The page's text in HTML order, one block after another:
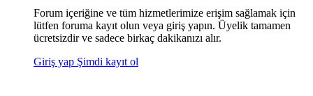
Forum içeriğine ve tüm hizmetlerimize erişim sağlamak için
lütfen foruma kayıt olun veya giriş yapın. Üyelik tamamen
ücretsizdir ve sadece birkaç dakikanızı alır.
Giriş yap Şimdi kayıt ol